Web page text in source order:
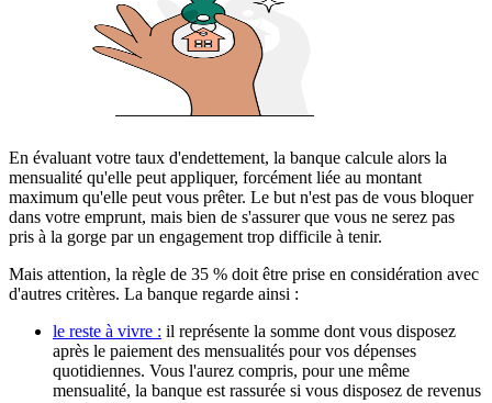
En évaluant votre taux d'endettement, la banque calcule alors la
mensualité qu'elle peut appliquer, forcément liée au montant
maximum qu'elle peut vous prêter. Le but n'est pas de vous bloquer
dans votre emprunt, mais bien de s'assurer que vous ne serez pas
pris à la gorge par un engagement trop difficile à tenir.
Mais attention, la règle de 35 % doit être prise en considération avec
d'autres critères. La banque regarde ainsi :
le reste à vivre : il représente la somme dont vous disposez
après le paiement des mensualités pour vos dépenses
quotidiennes. Vous l'aurez compris, pour une même
mensualité, la banque est rassurée si vous disposez de revenus